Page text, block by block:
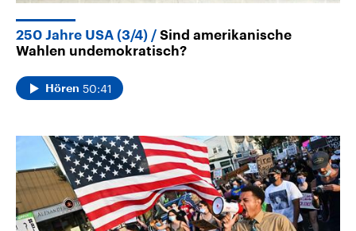
250 Jahre USA (3/4)
Sind amerikanische
Wahlen undemokratisch?
Hören 50:41